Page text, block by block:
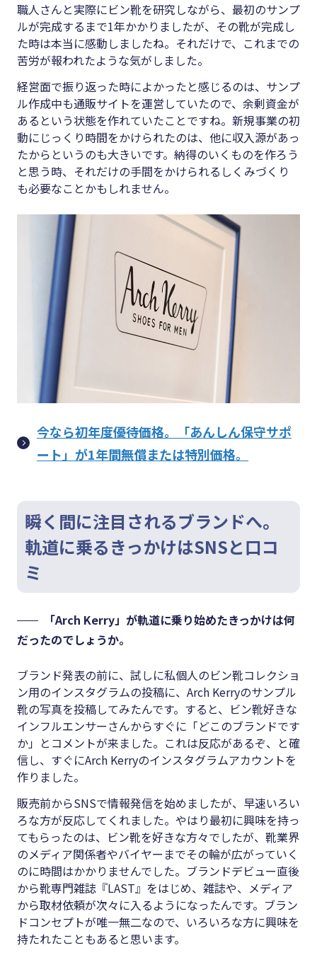
職人さんと実際にビン靴を研究しながら、最初のサンプ
ルが完成するまで1年かかりましたが、その靴が完成し
た時は本当に感動しましたね。それだけで、これまでの
苦労が報われたような気がしました。
経営面で振り返った時によかったと感じるのは、サンプ
ル作成中も通販サイトを運営していたので、余剰資金が
あるという状態を作れていたことですね。新規事業の初
動にじっくり時間をかけられたのは、他に収入源があっ
たからというのも大きいです。納得のいくものを作ろう
と思う時、それだけの手間をかけられるしくみづくり
も必要なことかもしれません。
今なら初年度優待価格。「あんしん保守サポ
ート」が1年間無償または特別価格。
瞬く間に注目されるブランドへ。
軌道に乗るきっかけはSNSと口コ
ミ
「Arch Kerry」が軌道に乗り始めたきっかけは何
だったのでしょうか。
ブランド発表の前に、試しに私個人のビン靴コレクショ
ン用のインスタグラムの投稿に、Arch Kerryのサンプル
靴の写真を投稿してみたんです。すると、ビン靴好きな
インフルエンサーさんからすぐに「どこのブランドです
か」とコメントが来ました。これは反応があるぞ、と確
信し、すぐにArch Kerryのインスタグラムアカウントを
作りました。
販売前からSNSで情報発信を始めましたが、早速いろい
ろな方が反応してくれました。やはり最初に興味を持っ
てもらったのは、ビン靴を好きな方々でしたが、靴業界
のメディア関係者やバイヤーまでその輪が広がっていく
のに時間はかかりませんでした。ブランドデビュー直後
から靴専門雑誌『LAST』をはじめ、雑誌や、メディア
から取材依頼が次々に入るようになったんです。ブラン
ドコンセプトが唯一無二なので、いろいろな方に興味を
持たれたこともあると思います。